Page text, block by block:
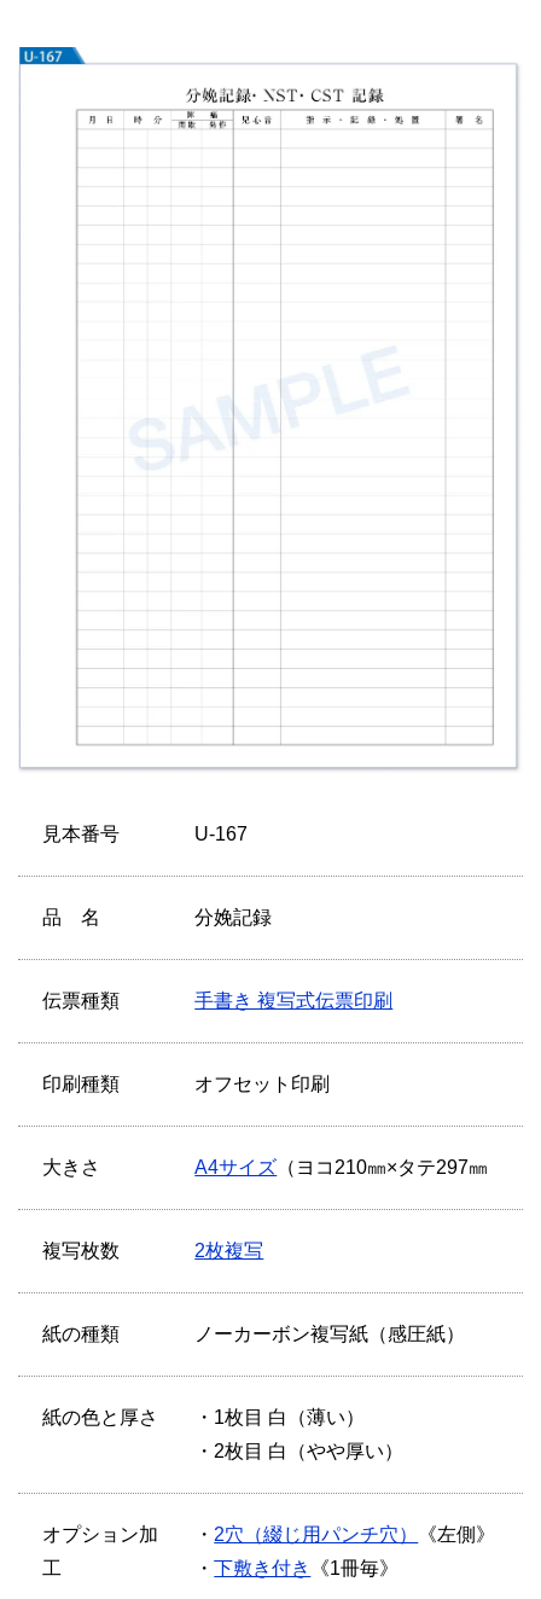
見本番号 U-167
品 名 分娩記録
伝票種類 手書き 複写式伝票印刷
印刷種類 オフセット印刷
大きさ A4サイズ （ヨコ210㎜×タテ297㎜
複写枚数 2枚複写
紙の種類 ノーカーボン複写紙（感圧紙）
紙の色と厚さ
・1枚目 白（薄い）
・2枚目 白（やや厚い）
オプション加
工
・ 2穴（綴じ用パンチ穴）
《左側》
・下敷き付き 《1冊毎》